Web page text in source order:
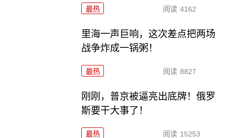
最热 阅读 4162
里海一声巨响，这次差点把两场
战争炸成一锅粥！
最热 阅读 8827
刚刚，普京被逼亮出底牌！俄罗
斯要干大事了！
最热 阅读 15253